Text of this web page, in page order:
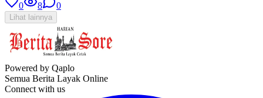
0
8 0
Lihat lainnya
Powered by Qaplo
Semua Berita Layak Online
Connect with us